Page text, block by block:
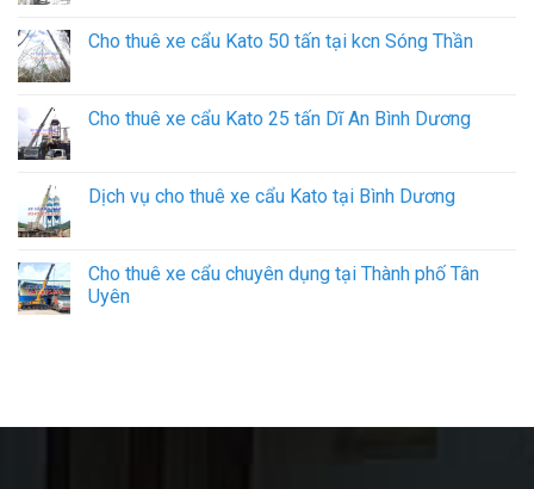
Cho thuê xe cẩu Kato 50 tấn tại kcn Sóng Thần
Cho thuê xe cẩu Kato 25 tấn Dĩ An Bình Dương
Dịch vụ cho thuê xe cẩu Kato tại Bình Dương
Cho thuê xe cẩu chuyên dụng tại Thành phố Tân
Uyên